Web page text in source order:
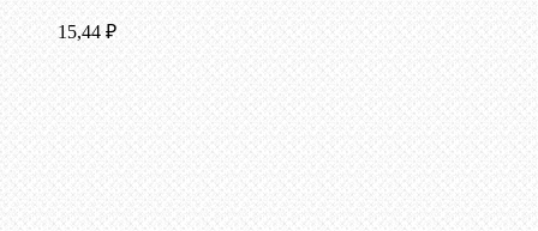
15,44 ₽